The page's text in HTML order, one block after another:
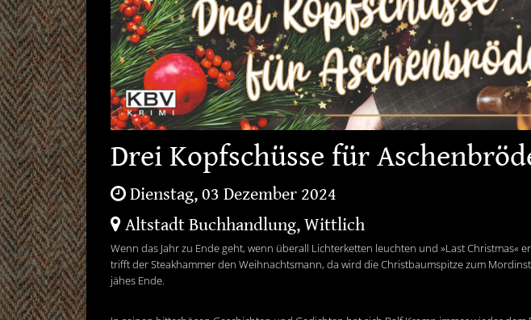
Drei Kopfschüsse für
Dienstag, 03 Dezember 2024
Altstadt Buchhandlung, Wittlich
Wenn das Jahr zu Ende geht, wenn überall Lichterketten leuchten und »Last
trifft der Steakhammer den Weihnachtsmann, da wird die Christbaumspitze zum
jähes Ende.